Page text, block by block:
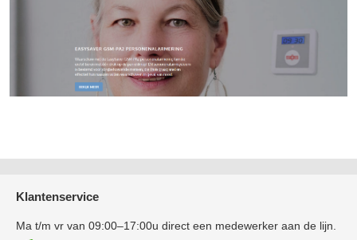
Klantenservice
Ma t/m vr van 09:00–17:00u direct een medewerker aan de lijn.